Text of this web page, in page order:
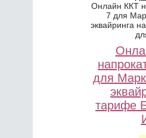
Онлайн ККТ
7 для
эквайринга
для
тарифе